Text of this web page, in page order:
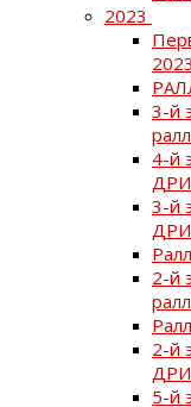
2023
2023
3-й
4-й
3-й
2-й
2-й
5-й